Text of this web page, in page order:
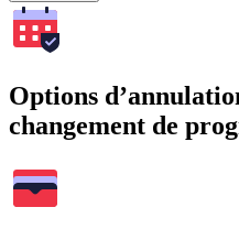
Options
changement de